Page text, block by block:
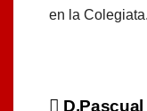
en la Colegiata.